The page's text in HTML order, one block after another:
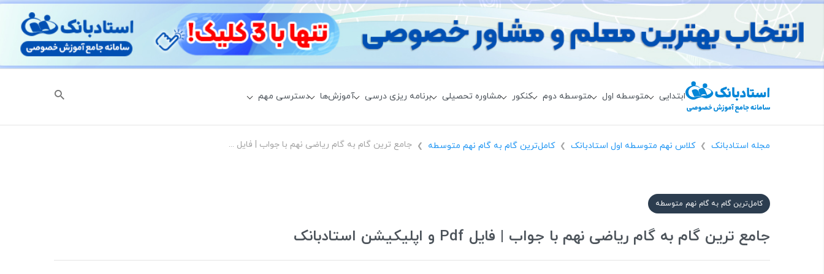
ابتدایی متوسطه اول متوسطه دوم کنکور مشاوره تحصیلی برنامه ریزی درسی آموزش‌ها دسترسی مهم
مجله استادبانک ❯ کلاس نهم متوسطه اول استادبانک ❯ کامل‌ترین گام به گام نهم متوسطه ❯ جامع ترین گام به گام ریاضی نهم با جواب | فایل Pdf و اپلیکیشن استادبانک
کامل‌ترین گام به گام نهم متوسطه
جامع ترین گام به گام ریاضی نهم با جواب | فایل Pdf و اپلیکیشن استادبانک